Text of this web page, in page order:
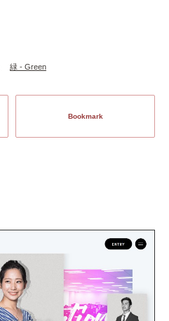
緑 - Green
Bookmark